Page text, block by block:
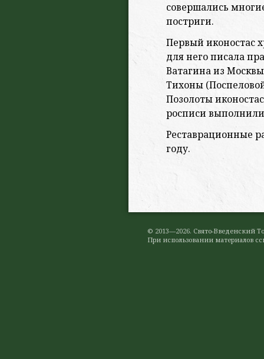
совершались
постриги.
Первый иконостас
для него писала
Ватагина из
Тихоны
Позолоты
росписи
Реставрационные
году.
© 2013—2026. Свято-Введенский
При использовании материалов